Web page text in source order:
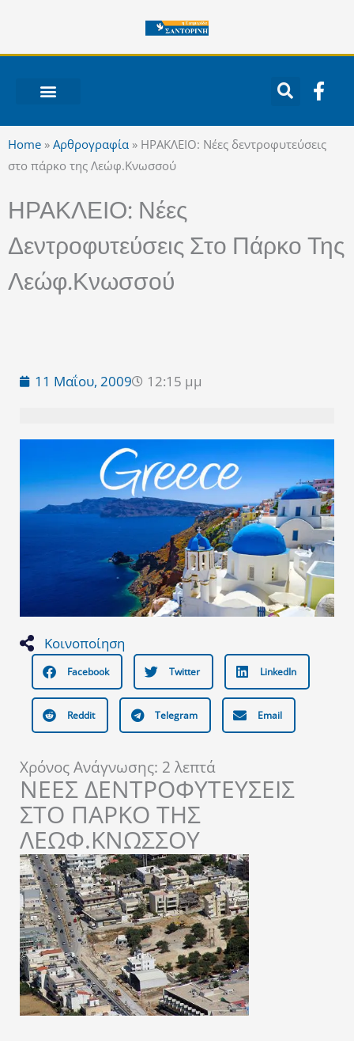
περιεχόμενο
F
a
e
b
-
f
Home » Αρθρογραφία » ΗΡΑΚΛΕΙΟ: Νέες δεντροφυτεύσεις
στο πάρκο της Λεώφ.Κνωσσού
ΗΡΑΚΛΕΙΟ: Νέες
Δεντροφυτεύσεις Στο Πάρκο Της
Λεώφ.Κνωσσού
11 Μαΐου, 2009 12:15 μμ
Κοινοποίηση
Facebook Twitter LinkedIn
Reddit Telegram Email
Χρόνος Ανάγνωσης: 2 λεπτά
ΝΕΕΣ ΔΕΝΤΡΟΦΥΤΕΥΣΕΙΣ
ΣΤΟ ΠΑΡΚΟ ΤΗΣ
ΛΕΩΦ.ΚΝΩΣΣΟΥ